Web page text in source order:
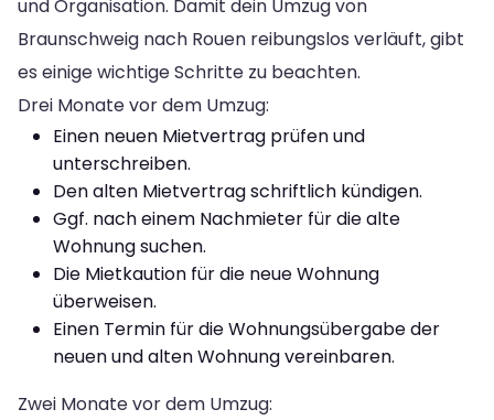
und Organisation. Damit dein Umzug von
Braunschweig nach Rouen reibungslos verläuft, gibt
es einige wichtige Schritte zu beachten.
Drei Monate vor dem Umzug:
Einen neuen Mietvertrag prüfen und
unterschreiben.
Den alten Mietvertrag schriftlich kündigen.
Ggf. nach einem Nachmieter für die alte
Wohnung suchen.
Die Mietkaution für die neue Wohnung
überweisen.
Einen Termin für die Wohnungsübergabe der
neuen und alten Wohnung vereinbaren.
Zwei Monate vor dem Umzug: